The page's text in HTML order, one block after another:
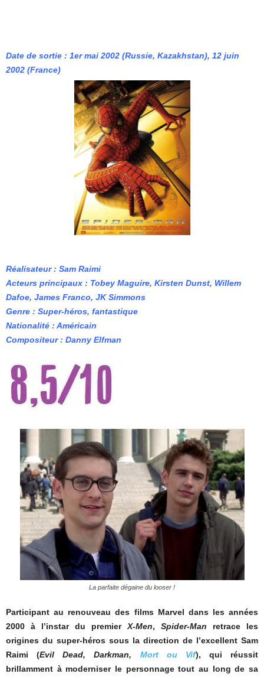
Date de sortie : 1er mai 2002 (Russie, Kazakhstan), 12 juin
2002 (France)
Réalisateur : Sam Raimi
Acteurs principaux : Tobey Maguire, Kirsten Dunst, Willem
Dafoe, James Franco, JK Simmons
Genre : Super-héros, fantastique
Nationalité : Américain
Compositeur : Danny Elfman
La parfaite dégaine du looser !
Participant au renouveau des films Marvel dans les années
2000 à l’instar du premier X-Men, Spider-Man retrace les
origines du super-héros sous la direction de l’excellent Sam
Raimi (Evil Dead, Darkman, Mort ou Vif), qui réussit
brillamment à moderniser le personnage tout au long de sa